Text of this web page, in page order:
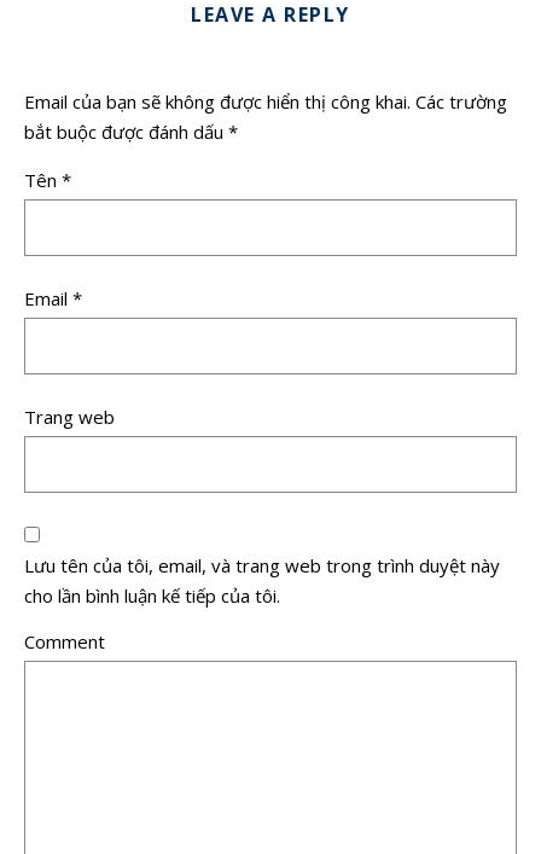
LEAVE A REPLY
Email của bạn sẽ không được hiển thị công khai. Các trường
bắt buộc được đánh dấu *
Tên *
Email *
Trang web
Lưu tên của tôi, email, và trang web trong trình duyệt này
cho lần bình luận kế tiếp của tôi.
Comment